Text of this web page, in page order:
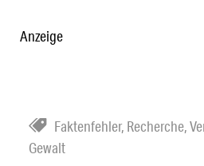
Anzeige
Faktenfehler, Recherche,
Gewalt